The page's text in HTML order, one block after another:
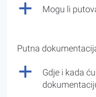
a Mogu li
Putna
a
Gdje i kada